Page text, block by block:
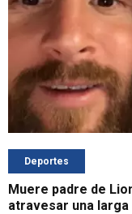
Deportes
Muere padre de
atravesar una